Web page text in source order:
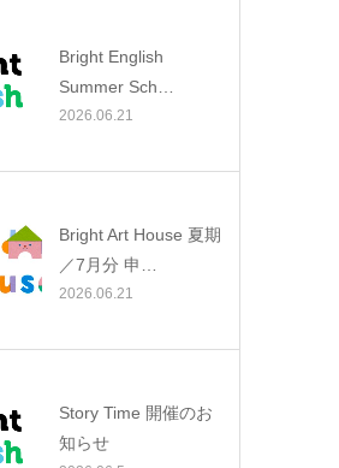
Bright English
Summer Sch…
2026.06.21
Bright Art House 夏期
／7月分 申…
2026.06.21
Story Time 開催のお
知らせ